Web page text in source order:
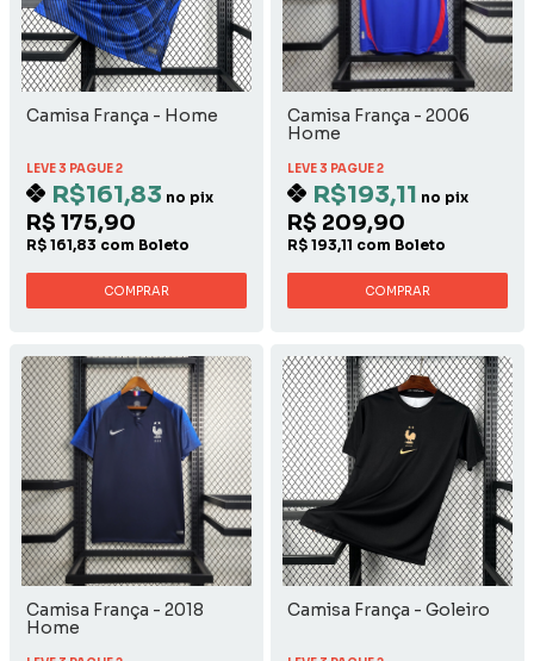
Camisa França - Home
LEVE 3 PAGUE 2
R$161,83 no pix
R$ 175,90
R$ 161,83 com Boleto
COMPRAR
Camisa França - 2006
Home
LEVE 3 PAGUE 2
R$193,11 no pix
R$ 209,90
R$ 193,11 com Boleto
COMPRAR
Camisa França - 2018
Home
Camisa França - Goleiro